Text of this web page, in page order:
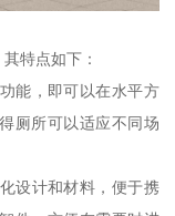
特点如下：
能，即可以在水平方
厕所可以适应不同场
设计和材料，便于携